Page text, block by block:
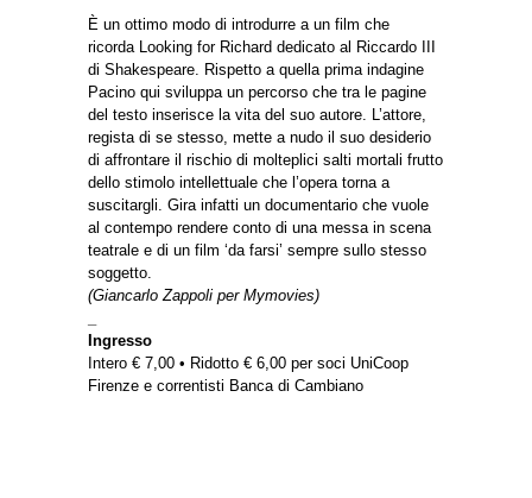
È un ottimo modo di introdurre a un film che
ricorda Looking for Richard dedicato al Riccardo III
di Shakespeare. Rispetto a quella prima indagine
Pacino qui sviluppa un percorso che tra le pagine
del testo inserisce la vita del suo autore. L’attore,
regista di se stesso, mette a nudo il suo desiderio
di affrontare il rischio di molteplici salti mortali frutto
dello stimolo intellettuale che l’opera torna a
suscitargli. Gira infatti un documentario che vuole
al contempo rendere conto di una messa in scena
teatrale e di un film ‘da farsi’ sempre sullo stesso
soggetto.
(Giancarlo Zappoli per Mymovies)
Ingresso
Intero € 7,00 • Ridotto € 6,00 per soci UniCoop
Firenze e correntisti Banca di Cambiano